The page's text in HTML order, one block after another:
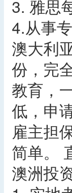
3. 雅思
4.从事
澳大利
份，完
教育，
低，申
雇主担
简单。
澳洲投